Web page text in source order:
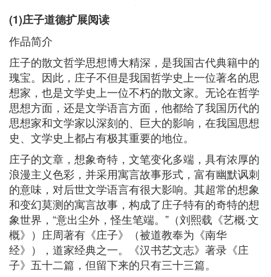
(1)庄子道德扩展阅读
作品简介
庄子的散文哲学思想博大精深，是我国古代典籍中的
瑰宝。因此，庄子不但是我国哲学史上一位著名的思
想家，也是文学史上一位不朽的散文家。无论在哲学
思想方面，还是文学语言方面，他都给了我国历代的
思想家和文学家以深刻的、巨大的影响，在我国思想
史、文学史上都占有极其重要的地位。
庄子的文章，想象奇特，文笔变化多端，具有浓厚的
浪漫主义色彩，并采用寓言故事形式，富有幽默讽刺
的意味，对后世文学语言有很大影响。其超常的想象
和变幻莫测的寓言故事，构成了庄子特有的奇特的想
象世界，“意出尘外，怪生笔端。”（刘熙载《艺概·文
概》）庄周著有《庄子》（被道教奉为《南华
经》），道家经典之一。《汉书艺文志》著录《庄
子》五十二篇，但留下来的只有三十三篇。